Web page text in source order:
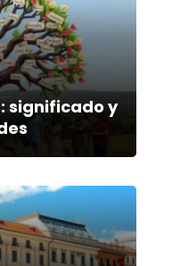
significado y